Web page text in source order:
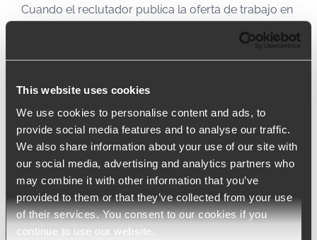
This website uses cookies
We use cookies to personalise content and ads, to
provide social media features and to analyse our traffic.
We also share information about your use of our site with
our social media, advertising and analytics partners who
may combine it with other information that you’ve
provided to them or that they’ve collected from your use
of their services. You consent to our cookies if you
continue to use our website.
Cuando el reclutador publica la oferta de trabajo en
nuestro ATS, es posible, de forma sencilla e
inmediata, modificar ligeramente la URL de la oferta
específica (por ejemplo, el nombre de la persona
que hace la recomendación, una palabra clave
específica) para hacer la URL única y rastrear el
origen preciso de la solicitud.
Para ver cómo el sistema de seguimiento de
candidatos de Arca24 puede hacer un seguimiento
de las referencias de tus empleados, solicita una